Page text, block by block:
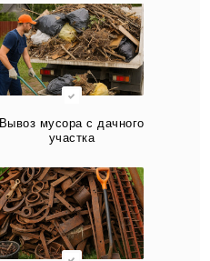
Вывоз мусора с дачного
участка